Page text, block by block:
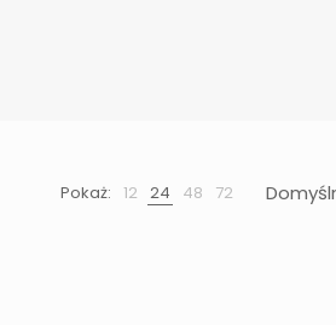
Pokaż: 12 24 48 72